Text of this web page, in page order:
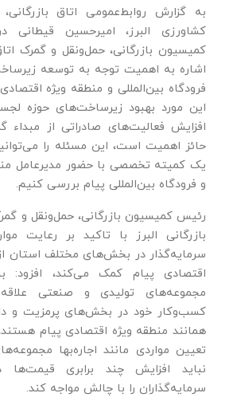
به گزارش روابط‌عمومی اتاق
کشاورزی البرز، امیرحسین
کمیسیون بازرگانی، حمل‌و‌نقل و گمرک
اشاره به اهمیت توجه به توسعه
فرودگاه بین‌المللی و منطقه ویژه
این مورد بهبود زیرساخت‌های حوزه
افزایش فعالیت‌های صادراتی از مبداء
حائز اهمیت است، این مسئله را
یک کمیته تخصصی با حضور مدیرعامل
و فرودگاه بین‌المللی پیام بررسی کنیم.
رئیس کمیسیون بازرگانی، حمل‌ونقل و
بازرگانی البرز با تاکید بر رعایت
سرمایه‌گذار در بخش‌های مختلف استان
اقتصادی پیام کمک می‌کند، افزود:
مجموعه‌های تولیدی و صنعتی
کسب‌وکار خود در بخش‌های پرمزیت و
همانند منطقه ویژه اقتصادی پیام
تعیین مواردی مانند اجاره‌بها
نباید افزایش چند برابری
سرمایه‌گذاران را با چالش مواجه کند.